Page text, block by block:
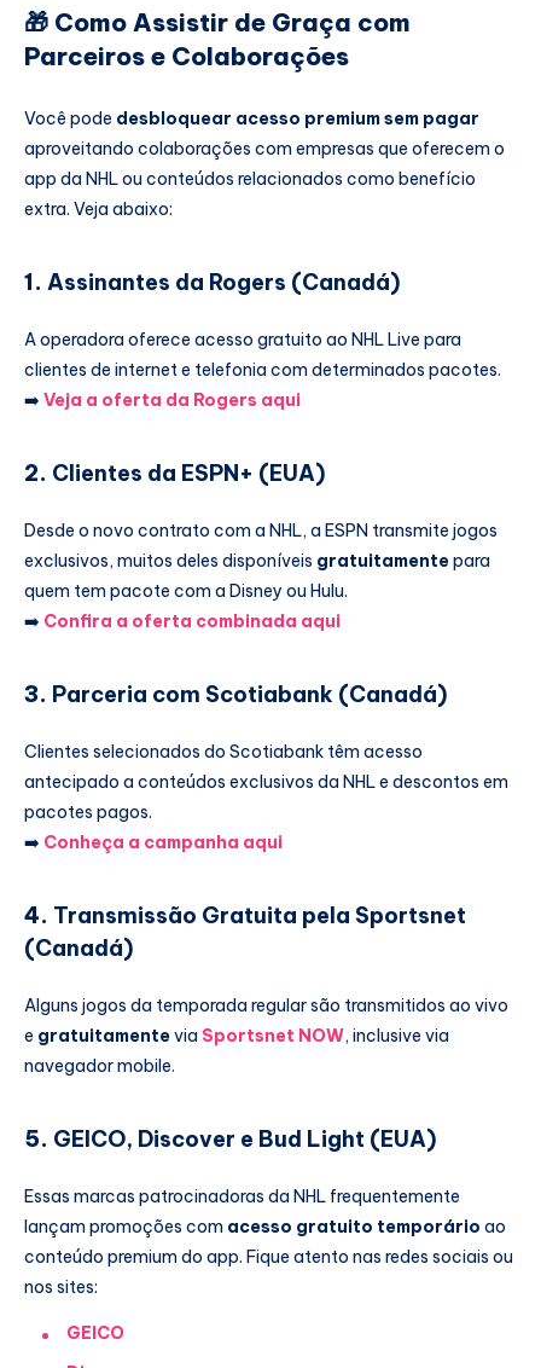
🎁 Como Assistir de Graça com
Parceiros e Colaborações
Você pode desbloquear acesso premium sem pagar
aproveitando colaborações com empresas que oferecem o
app da NHL ou conteúdos relacionados como benefício
extra. Veja abaixo:
1. Assinantes da Rogers (Canadá)
A operadora oferece acesso gratuito ao NHL Live para
clientes de internet e telefonia com determinados pacotes.
➡️ Veja a oferta da Rogers aqui
2. Clientes da ESPN+ (EUA)
Desde o novo contrato com a NHL, a ESPN transmite jogos
exclusivos, muitos deles disponíveis gratuitamentepara
quem tem pacote com a Disney ou Hulu.
➡️ Confira a oferta combinada aqui
3. Parceria com Scotiabank (Canadá)
Clientes selecionados do Scotiabank têm acesso
antecipado a conteúdos exclusivos da NHL e descontos em
pacotes pagos.
➡️ Conheça a campanha aqui
4. Transmissão Gratuita pela Sportsnet
(Canadá)
Alguns jogos da temporada regular são transmitidos ao vivo
e gratuitamentevia Sportsnet NOW, inclusive via
navegador mobile.
5. GEICO, Discover e Bud Light (EUA)
Essas marcas patrocinadoras da NHL frequentemente
lançam promoções com acesso gratuito temporário ao
conteúdo premium do app. Fique atento nas redes sociais ou
nos sites:
GEICO